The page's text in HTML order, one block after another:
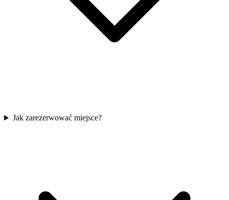
Jak zarezerwować miejsce?